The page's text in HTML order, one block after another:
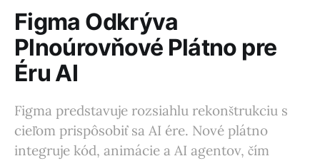
Figma Odkrýva
Plnoúrovňové Plátno pre
Éru AI
Figma predstavuje rozsiahlu rekonštrukciu s
cieľom prispôsobiť sa AI ére. Nové plátno
integruje kód, animácie a AI agentov, čím